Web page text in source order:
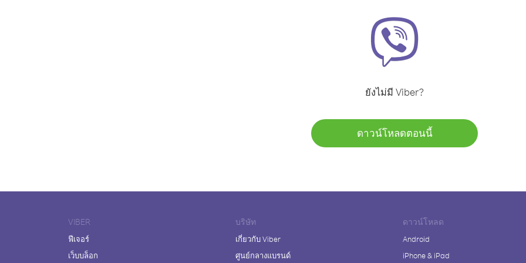
ยังไม่มี Viber?
ดาวน์โหลดตอนนี้
VIBER
ฟีเจอร์
เว็บบล็อก
บริษัท
เกี่ยวกับ Viber
ศูนย์กลางแบรนด์
ดาวน์โหลด
Android
iPhone & iPad